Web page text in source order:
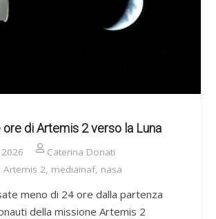
di Artemis 2 verso la Luna
Caterina Donati
Artemis 2, mediainaf, nasa
meno di 24 ore dalla partenza
della missione Artemis 2